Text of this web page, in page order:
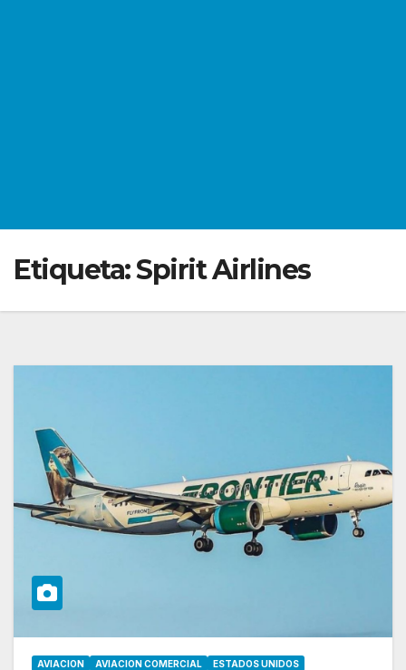
Etiqueta:Spirit Airlines
AVIACION AVIACION COMERCIAL ESTADOS UNIDOS